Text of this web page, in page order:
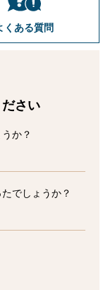
くある質問
ださい
か？
でしょうか？